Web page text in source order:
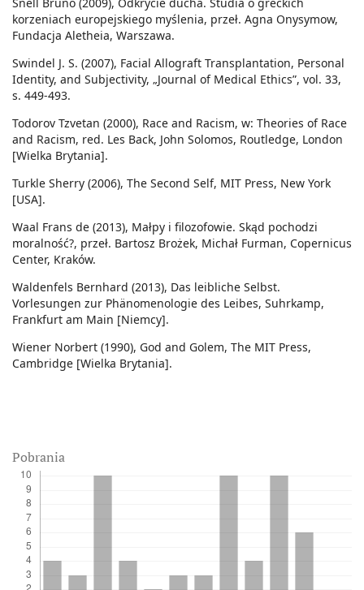
Pobrania
Snell Bruno (2009), Odkrycie ducha. Studia o greckich
korzeniach europejskiego myślenia, przeł. Agna Onysymow,
Fundacja Aletheia, Warszawa.
Swindel J. S. (2007), Facial Allograft Transplantation, Personal
Identity, and Subjectivity, „Journal of Medical Ethics”, vol. 33,
s. 449-493.
Todorov Tzvetan (2000), Race and Racism, w: Theories of Race
and Racism, red. Les Back, John Solomos, Routledge, London
[Wielka Brytania].
Turkle Sherry (2006), The Second Self, MIT Press, New York
[USA].
Waal Frans de (2013), Małpy i filozofowie. Skąd pochodzi
moralność?, przeł. Bartosz Brożek, Michał Furman, Copernicus
Center, Kraków.
Waldenfels Bernhard (2013), Das leibliche Selbst.
Vorlesungen zur Phänomenologie des Leibes, Suhrkamp,
Frankfurt am Main [Niemcy].
Wiener Norbert (1990), God and Golem, The MIT Press,
Cambridge [Wielka Brytania].